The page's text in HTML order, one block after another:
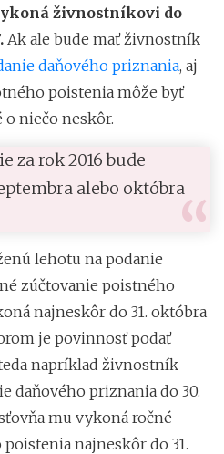
živnostníkovi do
Ak ale bude mať živnostník
daňového priznania, aj
poistenia môže byť
niečo neskôr.
za rok 2016 bude
alebo októbra
lehotu na podanie
zúčtovanie poistného
najneskôr do 31. októbra
je povinnosť podať
napríklad živnostník
daňového priznania do 30.
mu vykoná ročné
najneskôr do 31.